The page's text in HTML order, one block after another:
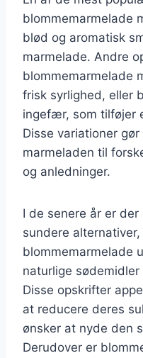
blommemarmelade
blød og aromatisk
marmelade. Andre
blommemarmelade
frisk syrlighed, eller
ingefær, som tilføjer
Disse variationer
marmeladen til
og anledninger.
I de senere år er
sundere alternativer,
blommemarmelade
naturlige
Disse opskrifter
at reducere deres
ønsker at nyde den
Derudover er